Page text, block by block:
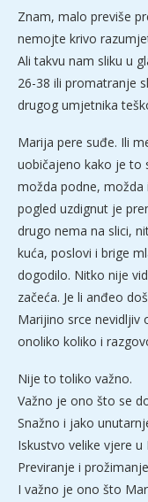
Znam, malo previše
nemojte krivo
Ali takvu nam sliku u
26-38 ili promatranje
drugog umjetnika
Marija pere suđe. Ili
uobičajeno kako je to
možda podne, možda
pogled uzdignut je
drugo nema na slici,
kuća, poslovi i brige
dogodilo. Nitko nije
začeća. Je li anđeo
Marijino srce nevidljiv
onoliko koliko i
Nije to toliko važno.
Važno je ono što se
Snažno i jako
Iskustvo velike vjere
Previranje i
I važno je ono što